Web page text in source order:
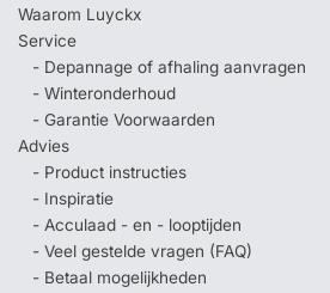
Waarom Luyckx
Service
- Depannage of afhaling aanvragen
- Winteronderhoud
- Garantie Voorwaarden
Advies
- Product instructies
- Inspiratie
- Acculaad - en - looptijden
- Veel gestelde vragen (FAQ)
- Betaal mogelijkheden